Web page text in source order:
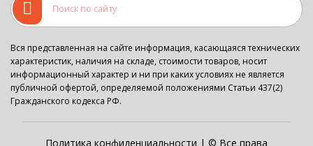
Вся представленная на сайте информация, касающаяся технических
характеристик, наличия на складе, стоимости товаров, носит
информационный характер и ни при каких условиях не является
публичной офертой, определяемой положениями Статьи 437(2)
Гражданского кодекса РФ.
Политика конфиденциальности | © Все права